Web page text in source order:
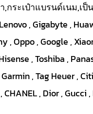
กระเป๋าแบรนด์เนม,เป็
, Gigabyte ,
, Google ,
, Toshiba ,
, Tag Heuer ,
, Dior , Gucci